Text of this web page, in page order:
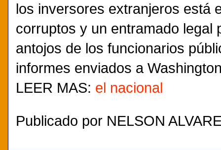
los inversores extranjeros está
corruptos y un entramado legal
antojos de los funcionarios
informes enviados a
LEER MAS: el nacional
Publicado por NELSON